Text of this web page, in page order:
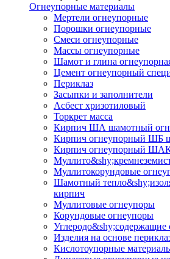
Огнеупорные материалы
Мертели огнеупорные
Порошки огнеупорные
Смеси огнеупорные
Массы огнеупорные
Шамот и глина
Цемент огнеупорный
Периклаз
Засыпки и заполнители
Асбест хризотиловый
Торкрет масса
Кирпич ША шамотный
Кирпич огнеупорный ШБ
Кирпич огнеупорный
Муллито­корундовые
Шамотный
кирпич
Муллитовые огнеупоры
Корундовые огнеупоры
Углеродо&shy;содержащие
Изделия на основе
Кислотоупорные